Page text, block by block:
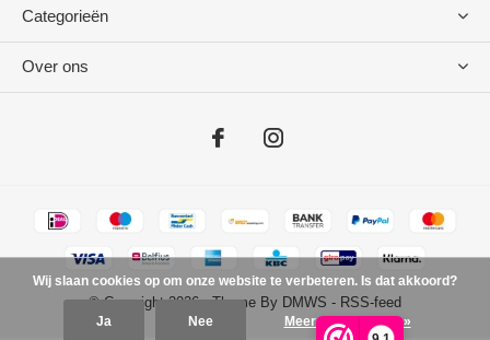
Categorieën
Over ons
© Copyright2026- Theme By DMWS - RSS-feed
Wij slaan cookies op om onze website te verbeteren. Is dat akkoord?
Ja Nee Meer over cookies »